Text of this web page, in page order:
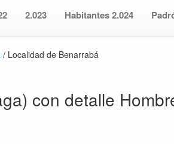
2.023 Habitantes 2.024
/ Localidad de Benarrabá
con detalle